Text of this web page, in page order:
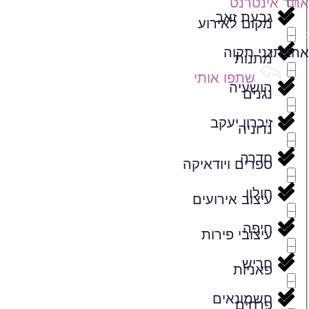
מקום לאירוע
מתנות
נגנים
נדוניה
ספרים ויודאיקה
עיצוב אירועים
עיצובי פירות
פאניות
פרחים
גבעת זאב
גני תקוה
הושעיה
זיכרון יעקב
חדרה
חולון
חיפה
חריש
חשמונאים
שמירה ברשימת מועדפים
אהבתי
שתפו אותי